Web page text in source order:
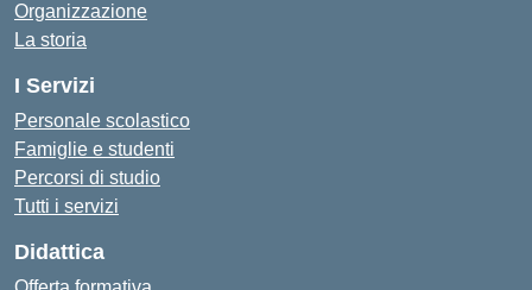
Organizzazione
La storia
I Servizi
Personale scolastico
Famiglie e studenti
Percorsi di studio
Tutti i servizi
Didattica